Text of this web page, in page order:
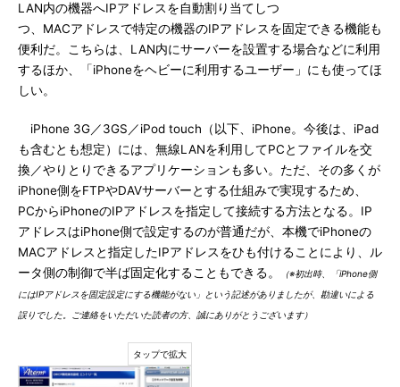
LAN内の機器へIPアドレスを自動割り当てしつ
つ、MACアドレスで特定の機器のIPアドレスを固定できる機能も
便利だ。こちらは、LAN内にサーバーを設置する場合などに利用
するほか、「iPhoneをヘビーに利用するユーザー」にも使ってほ
しい。
iPhone 3G／3GS／iPod touch（以下、iPhone。今後は、iPad
も含むとも想定）には、無線LANを利用してPCとファイルを交
換／やりとりできるアプリケーションも多い。ただ、その多くが
iPhone側をFTPやDAVサーバーとする仕組みで実現するため、
PCからiPhoneのIPアドレスを指定して接続する方法となる。IP
アドレスはiPhone側で設定するのが普通だが、本機でiPhoneの
MACアドレスと指定したIPアドレスをひも付けることにより、ル
ータ側の制御で半ば固定化することもできる。
（※初出時、「iPhone側
にはIPアドレスを固定設定にする機能がない」という記述がありましたが、勘違いによる
誤りでした。ご連絡をいただいた読者の方、誠にありがとうございます）